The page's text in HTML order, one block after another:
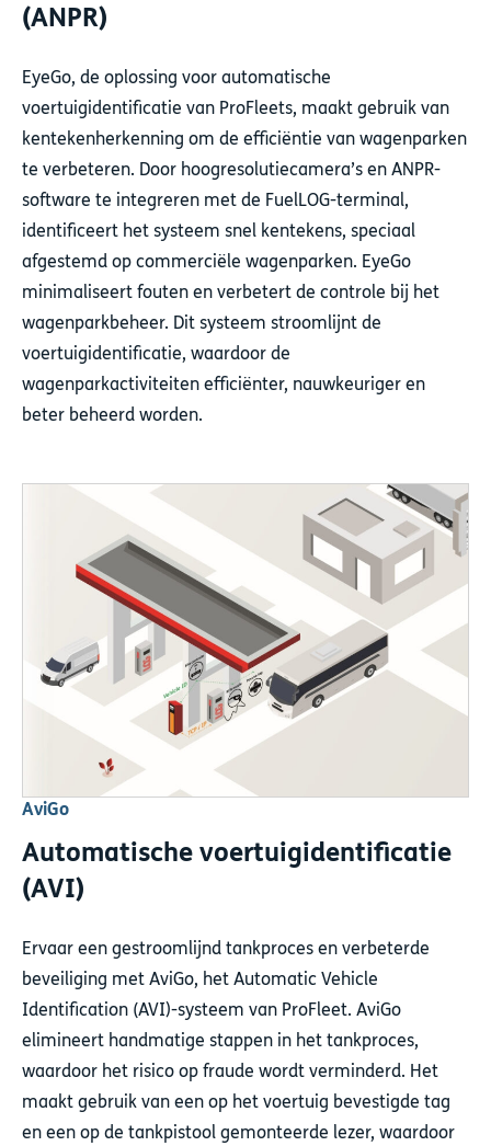
(ANPR)
EyeGo, de oplossing voor automatische
voertuigidentificatie van ProFleets, maakt gebruik van
kentekenherkenning om de efficiëntie van wagenparken
te verbeteren. Door hoogresolutiecamera’s en ANPR-
software te integreren met de FuelLOG-terminal,
identificeert het systeem snel kentekens, speciaal
afgestemd op commerciële wagenparken. EyeGo
minimaliseert fouten en verbetert de controle bij het
wagenparkbeheer. Dit systeem stroomlijnt de
voertuigidentificatie, waardoor de
wagenparkactiviteiten efficiënter, nauwkeuriger en
beter beheerd worden.
AviGo
Automatische voertuigidentificatie
(AVI)
Ervaar een gestroomlijnd tankproces en verbeterde
beveiliging met AviGo, het Automatic Vehicle
Identification (AVI)-systeem van ProFleet. AviGo
elimineert handmatige stappen in het tankproces,
waardoor het risico op fraude wordt verminderd. Het
maakt gebruik van een op het voertuig bevestigde tag
en een op de tankpistool gemonteerde lezer, waardoor